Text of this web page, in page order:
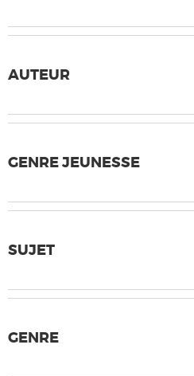
AUTEUR
GENRE JEUNESSE
SUJET
GENRE